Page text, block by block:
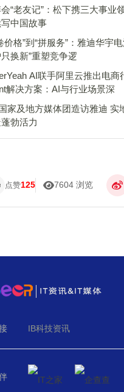
“老友记”：松下携三大事业
中国故事
价格”到“拼服务”：雅迪华宇
换新”重塑竞争逻
AI联手阿里云推出电商
解决方案：AI与行业场景深
家及地方媒体团造访雅迪 实
勃活力
点赞125 7604 浏览
IB科技资讯